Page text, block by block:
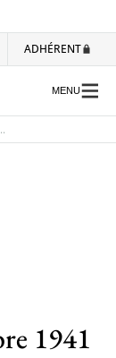
ADHÉRENT
MENU
1941